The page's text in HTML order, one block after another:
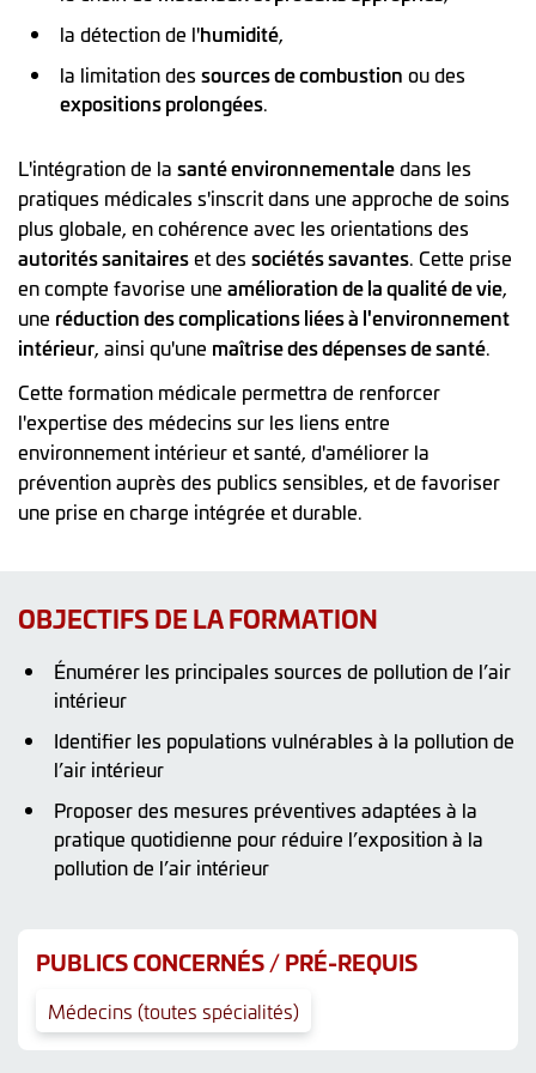
la détection de l'humidité,
la limitation des sources de combustion ou des
expositions prolongées.
L'intégration de la santé environnementaledans les
pratiques médicales s'inscrit dans une approche de soins
plus globale, en cohérence avec les orientations des
autorités sanitaireset des sociétés savantes. Cette prise
en compte favorise une amélioration de la qualité de vie,
une réduction des complications liées à l'environnement
intérieur, ainsi qu'une maîtrise des dépenses de santé.
Cette formation médicale permettra de renforcer
l'expertise des médecins sur les liens entre
environnement intérieur et santé, d'améliorer la
prévention auprès des publics sensibles, et de favoriser
une prise en charge intégrée et durable.
OBJECTIFS DE LA FORMATION
Énumérer les principales sources de pollution de l’air
intérieur
Identifier les populations vulnérables à la pollution de
l’air intérieur
Proposer des mesures préventives adaptées à la
pratique quotidienne pour réduire l’exposition à la
pollution de l’air intérieur
PUBLICS CONCERNÉS / PRÉ-REQUIS
Médecins (toutes spécialités)